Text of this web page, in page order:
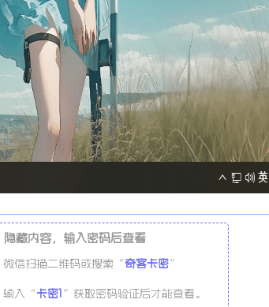
隐藏内容，输入密码后查看
信扫描二维码或搜索“奇客卡密”
入“ 卡密1 ”获取密码验证后才能查看。